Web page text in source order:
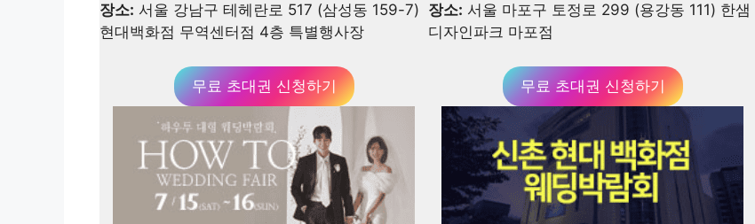
장소: 서울 강남구 테헤란로 517 (삼성동 159-7)
현대백화점 무역센터점 4층 특별행사장
무료 초대권 신청하기
장소: 서울 마포구 토정로 299 (용강동 111) 한샘
디자인파크 마포점
무료 초대권 신청하기